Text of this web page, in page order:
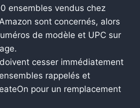
ensembles vendus chez
sont concernés, alors
de modèle et UPC sur
cesser immédiatement
rappelés et
pour un remplacement